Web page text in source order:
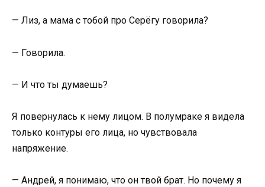
— Лиз, а мама с тобой про Серёгу говорила?
— Говорила.
— И что ты думаешь?
Я повернулась к нему лицом. В полумраке я видела
только контуры его лица, но чувствовала
напряжение.
— Андрей, я понимаю, что он твой брат. Но почему я